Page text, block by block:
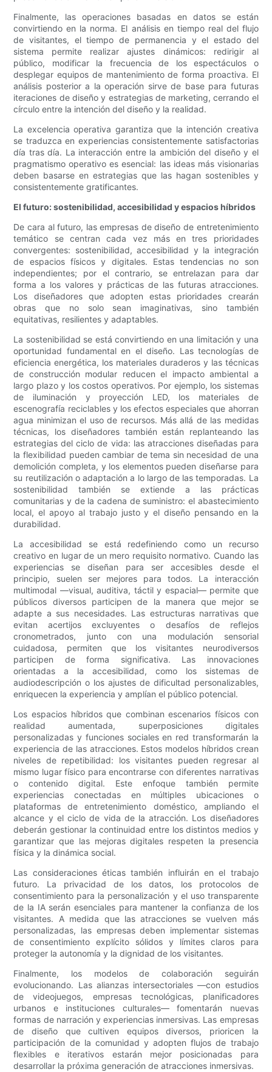
Finalmente, las operaciones basadas en datos se están
convirtiendo en la norma. El análisis en tiempo real del flujo
de visitantes, el tiempo de permanencia y el estado del
sistema permite realizar ajustes dinámicos: redirigir al
público, modificar la frecuencia de los espectáculos o
desplegar equipos de mantenimiento de forma proactiva. El
análisis posterior a la operación sirve de base para futuras
iteraciones de diseño y estrategias de marketing, cerrando el
círculo entre la intención del diseño y la realidad.
La excelencia operativa garantiza que la intención creativa
se traduzca en experiencias consistentemente satisfactorias
día tras día. La interacción entre la ambición del diseño y el
pragmatismo operativo es esencial: las ideas más visionarias
deben basarse en estrategias que las hagan sostenibles y
consistentemente gratificantes.
El futuro: sostenibilidad, accesibilidad y espacios híbridos
De cara al futuro, las empresas de diseño de entretenimiento
temático se centran cada vez más en tres prioridades
convergentes: sostenibilidad, accesibilidad y la integración
de espacios físicos y digitales. Estas tendencias no son
independientes; por el contrario, se entrelazan para dar
forma a los valores y prácticas de las futuras atracciones.
Los diseñadores que adopten estas prioridades crearán
obras que no solo sean imaginativas, sino también
equitativas, resilientes y adaptables.
La sostenibilidad se está convirtiendo en una limitación y una
oportunidad fundamental en el diseño. Las tecnologías de
eficiencia energética, los materiales duraderos y las técnicas
de construcción modular reducen el impacto ambiental a
largo plazo y los costos operativos. Por ejemplo, los sistemas
de iluminación y proyección LED, los materiales de
escenografía reciclables y los efectos especiales que ahorran
agua minimizan el uso de recursos. Más allá de las medidas
técnicas, los diseñadores también están replanteando las
estrategias del ciclo de vida: las atracciones diseñadas para
la flexibilidad pueden cambiar de tema sin necesidad de una
demolición completa, y los elementos pueden diseñarse para
su reutilización o adaptación a lo largo de las temporadas. La
sostenibilidad también se extiende a las prácticas
comunitarias y de la cadena de suministro: el abastecimiento
local, el apoyo al trabajo justo y el diseño pensando en la
durabilidad.
La accesibilidad se está redefiniendo como un recurso
creativo en lugar de un mero requisito normativo. Cuando las
experiencias se diseñan para ser accesibles desde el
principio, suelen ser mejores para todos. La interacción
multimodal —visual, auditiva, táctil y espacial— permite que
públicos diversos participen de la manera que mejor se
adapte a sus necesidades. Las estructuras narrativas que
evitan acertijos excluyentes o desafíos de reflejos
cronometrados, junto con una modulación sensorial
cuidadosa, permiten que los visitantes neurodiversos
participen de forma significativa. Las innovaciones
orientadas a la accesibilidad, como los sistemas de
audiodescripción o los ajustes de dificultad personalizables,
enriquecen la experiencia y amplían el público potencial.
Los espacios híbridos que combinan escenarios físicos con
realidad aumentada, superposiciones digitales
personalizadas y funciones sociales en red transformarán la
experiencia de las atracciones. Estos modelos híbridos crean
niveles de repetibilidad: los visitantes pueden regresar al
mismo lugar físico para encontrarse con diferentes narrativas
o contenido digital. Este enfoque también permite
experiencias conectadas en múltiples ubicaciones o
plataformas de entretenimiento doméstico, ampliando el
alcance y el ciclo de vida de la atracción. Los diseñadores
deberán gestionar la continuidad entre los distintos medios y
garantizar que las mejoras digitales respeten la presencia
física y la dinámica social.
Las consideraciones éticas también influirán en el trabajo
futuro. La privacidad de los datos, los protocolos de
consentimiento para la personalización y el uso transparente
de la IA serán esenciales para mantener la confianza de los
visitantes. A medida que las atracciones se vuelven más
personalizadas, las empresas deben implementar sistemas
de consentimiento explícito sólidos y límites claros para
proteger la autonomía y la dignidad de los visitantes.
Finalmente, los modelos de colaboración seguirán
evolucionando. Las alianzas intersectoriales —con estudios
de videojuegos, empresas tecnológicas, planificadores
urbanos e instituciones culturales— fomentarán nuevas
formas de narración y experiencias inmersivas. Las empresas
de diseño que cultiven equipos diversos, prioricen la
participación de la comunidad y adopten flujos de trabajo
flexibles e iterativos estarán mejor posicionadas para
desarrollar la próxima generación de atracciones inmersivas.